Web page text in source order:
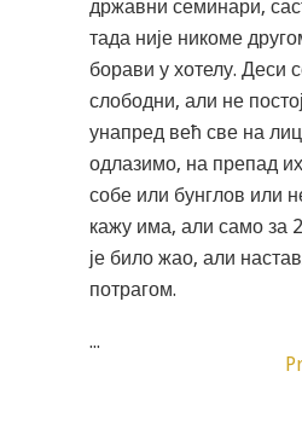
државни семинари,
тада није никоме
борави у хотелу. Деси
слободни, али не
унапред већ све на
одлазимо, на препад
собе или бунглов или
кажу има, али само за
је било жао, али
потрагом.
...